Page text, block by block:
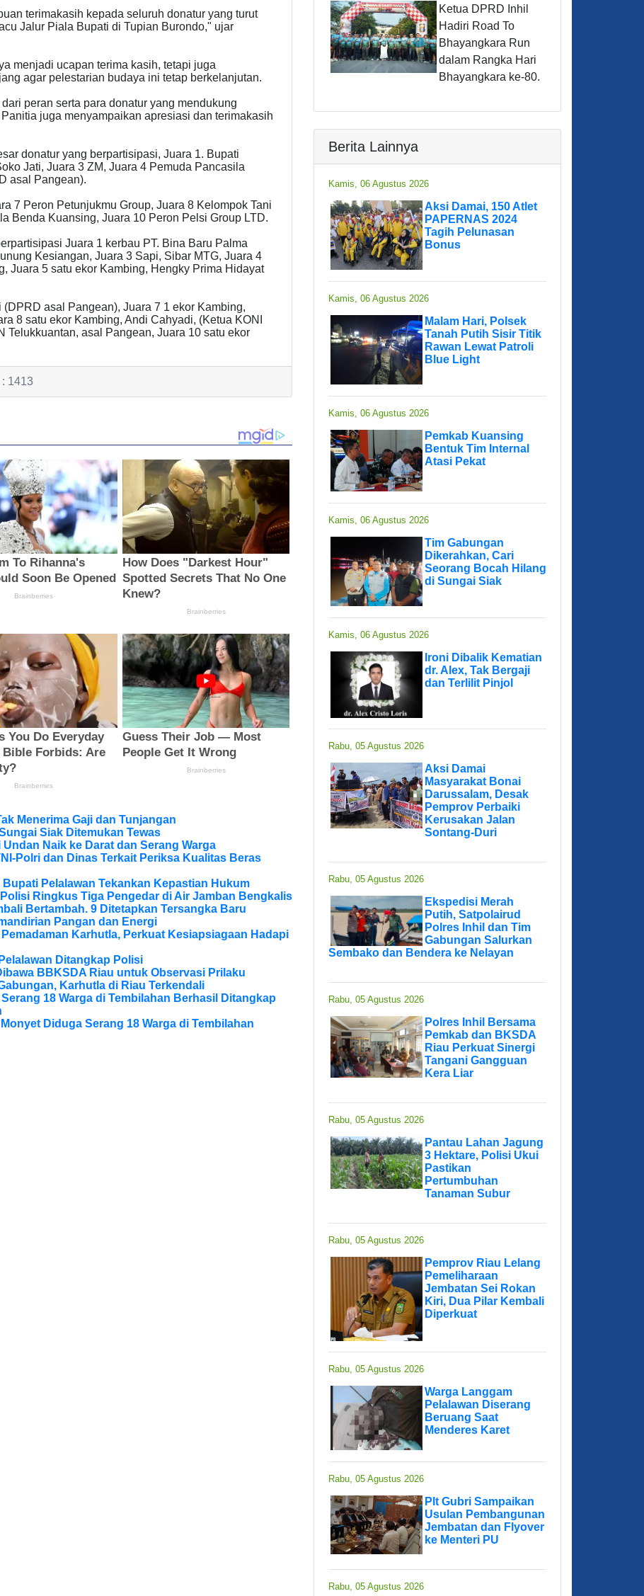
terimakasih kepada seluruh donatur yang turut
Jalur Piala Bupati di Tupian Burondo," ujar
menjadi ucapan terima kasih, tetapi juga
agar pelestarian budaya ini tetap berkelanjutan.
peran serta para donatur yang mendukung
juga menyampaikan apresiasi dan terimakasih
donatur yang berpartisipasi, Juara 1. Bupati
Jati, Juara 3 ZM, Juara 4 Pemuda Pancasila
asal Pangean).
7 Peron Petunjukmu Group, Juara 8 Kelompok Tani
Benda Kuansing, Juara 10 Peron Pelsi Group LTD.
Juara 1 kerbau PT. Bina Baru Palma
Kesiangan, Juara 3 Sapi, Sibar MTG, Juara 4
Juara 5 satu ekor Kambing, Hengky Prima Hidayat
asal Pangean), Juara 7 1 ekor Kambing,
8 satu ekor Kambing, Andi Cahyadi, (Ketua KONI
Telukkuantan, asal Pangean, Juara 10 satu ekor
1413
Menerima Gaji dan Tunjangan
Siak Ditemukan Tewas
Naik ke Darat dan Serang Warga
Polri dan Dinas Terkait Periksa Kualitas Beras
Pelalawan Tekankan Kepastian Hukum
Ringkus Tiga Pengedar di Air Jamban Bengkalis
Bertambah. 9 Ditetapkan Tersangka Baru
Pangan dan Energi
Karhutla, Perkuat Kesiapsiagaan Hadapi
Ditangkap Polisi
BBKSDA Riau untuk Observasi Prilaku
Karhutla di Riau Terkendali
18 Warga di Tembilahan Berhasil Ditangkap
Diduga Serang 18 Warga di Tembilahan
Ketua DPRD Inhil
Hadiri Road To
Bhayangkara Run
dalam Rangka Hari
Bhayangkara ke-80.
Berita Lainnya
Kamis, 06 Agustus 2026
Aksi Damai, 150 Atlet
PAPERNAS 2024
Tagih Pelunasan
Bonus
Kamis, 06 Agustus 2026
Malam Hari, Polsek
Tanah Putih Sisir Titik
Rawan Lewat Patroli
Blue Light
Kamis, 06 Agustus 2026
Pemkab Kuansing
Bentuk Tim Internal
Atasi Pekat
Kamis, 06 Agustus 2026
Tim Gabungan
Dikerahkan, Cari
Seorang Bocah Hilang
di Sungai Siak
Kamis, 06 Agustus 2026
Ironi Dibalik Kematian
dr. Alex, Tak Bergaji
dan Terlilit Pinjol
Rabu, 05 Agustus 2026
Aksi Damai
Masyarakat Bonai
Darussalam, Desak
Pemprov Perbaiki
Kerusakan Jalan
Sontang-Duri
Rabu, 05 Agustus 2026
Ekspedisi Merah
Putih, Satpolairud
Polres Inhil dan Tim
Gabungan Salurkan
Sembako dan Bendera ke Nelayan
Rabu, 05 Agustus 2026
Polres Inhil Bersama
Pemkab dan BKSDA
Riau Perkuat Sinergi
Tangani Gangguan
Kera Liar
Rabu, 05 Agustus 2026
Pantau Lahan Jagung
3 Hektare, Polisi Ukui
Pastikan
Pertumbuhan
Tanaman Subur
Rabu, 05 Agustus 2026
Pemprov Riau Lelang
Pemeliharaan
Jembatan Sei Rokan
Kiri, Dua Pilar Kembali
Diperkuat
Rabu, 05 Agustus 2026
Warga Langgam
Pelalawan Diserang
Beruang Saat
Menderes Karet
Rabu, 05 Agustus 2026
Plt Gubri Sampaikan
Usulan Pembangunan
Jembatan dan Flyover
ke Menteri PU
Rabu, 05 Agustus 2026